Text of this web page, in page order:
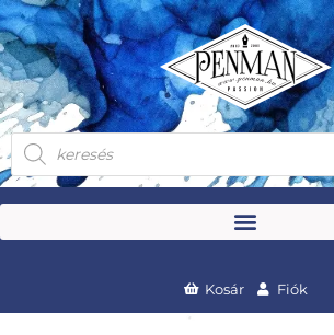
Skip
to
content
Products
search
Kosár Fiók